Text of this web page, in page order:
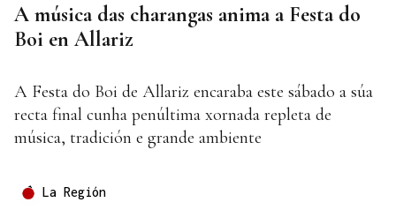
A música das charangas anima a Festa do
Boi en Allariz
A Festa do Boi de Allariz encaraba este sábado a súa
recta final cunha penúltima xornada repleta de
música, tradición e grande ambiente
La Región